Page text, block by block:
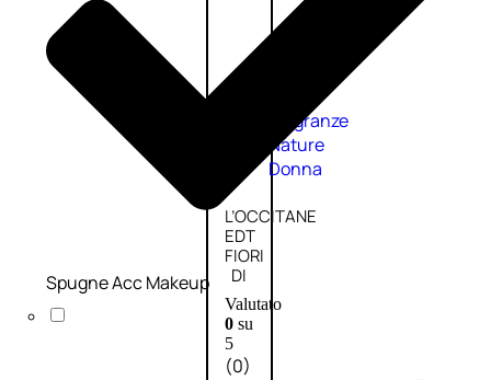
Fragranze
Nature
Donna
L’OCCITANE
EDT
FIORI
DI
Valutato
0su
5
(0)
Spugne Acc Makeup